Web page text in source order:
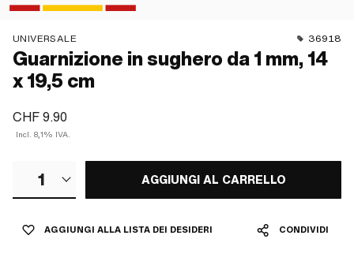
UNIVERSALE 36918
Guarnizione in sughero da 1 mm, 14
x 19,5 cm
CHF 9.90
Incl. 8,1% IVA.
1 AGGIUNGI AL CARRELLO
AGGIUNGI ALLA LISTA DEI DESIDERI CONDIVIDI